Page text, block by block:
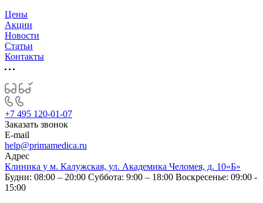
Цены
Акции
Новости
Статьи
Контакты
+7 495 120-01-07
Заказать звонок
E-mail
help@primamedica.ru
Адрес
Клиника у м. Калужская, ул. Академика Челомея, д. 10«Б»
Будни: 08:00 – 20:00 Суббота: 9:00 – 18:00 Воскресенье: 09:00 -
15:00